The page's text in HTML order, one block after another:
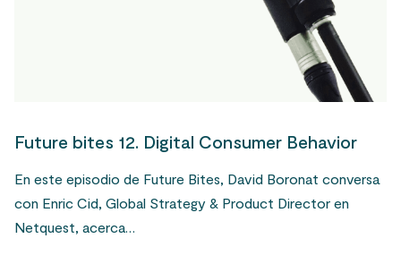
Future bites 12. Digital Consumer Behavior
En este episodio de Future Bites, David Boronat conversa
con Enric Cid, Global Strategy & Product Director en
Netquest, acerca…